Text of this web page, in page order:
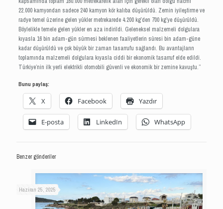
22.000 kamyondan sadece 240 kamyon kör kalıba düşürüldü. Zemin iyileştirme ve
radye temel üzerine gelen yükler metrekarede 4.200 kg’den 700 kg’ye düşürüldü.
Böylelikle temele gelen yükler en aza indirildi. Geleneksel malzemeli dolgulara
kıyasla 16 bin adam-gün sürmesi beklenen faaliyetlerin süresi bin adam-güne
kadar düşürüldü ve çok büyük bir zaman tasarrufu sağlandı. Bu avantajların
toplamında malzemeli dolgulara kıyasla ciddi bir ekonomik tasarruf elde edildi.
Türkiye’nin ilk yerli elektrikli otomobili güvenli ve ekonomik bir zemine kavuştu.”
Bunu paylaş:
X Facebook Yazdır
E-posta LinkedIn WhatsApp
Benzer gönderiler
Haziran 25, 2025